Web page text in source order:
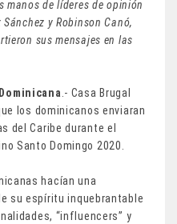
manos de líderes de opinión
y Robinson Canó,
sus mensajes en las
.- Casa Brugal
los dominicanos enviaran
del Caribe durante el
Santo Domingo 2020.
hacían una
su espíritu inquebrantable
“influencers” y